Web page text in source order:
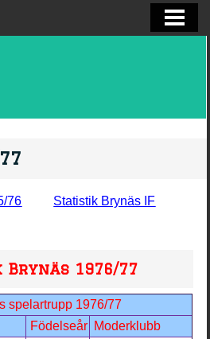
76
Statistik Brynäs IF
1976/77
spelartrupp 1976/77
Födelseår Moderklubb